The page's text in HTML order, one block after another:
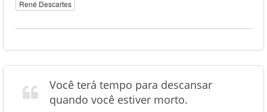
René Descartes
Você terá tempo para descansar
quando você estiver morto.